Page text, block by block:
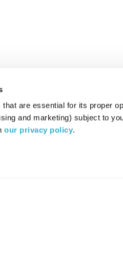
are essential for its proper
and marketing) subject to
our privacy policy.